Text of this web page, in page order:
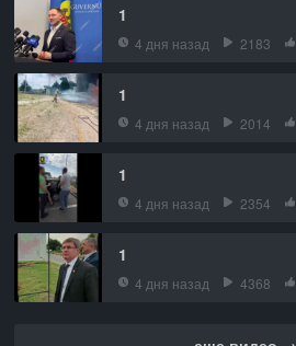
1
4 дня назад 2183
1
4 дня назад 2014
1
4 дня назад 2354
1
4 дня назад 4368